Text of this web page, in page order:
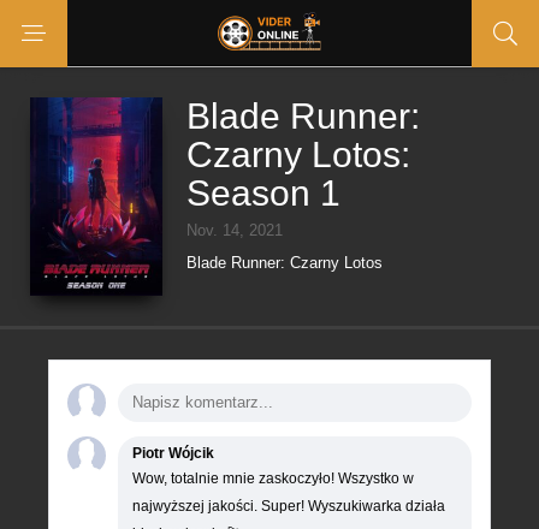
Blade Runner:
Czarny Lotos:
Season 1
Nov. 14, 2021
Blade Runner: Czarny Lotos
Piotr Wójcik
Wow, totalnie mnie zaskoczyło! Wszystko w
najwyższej jakości. Super! Wyszukiwarka działa